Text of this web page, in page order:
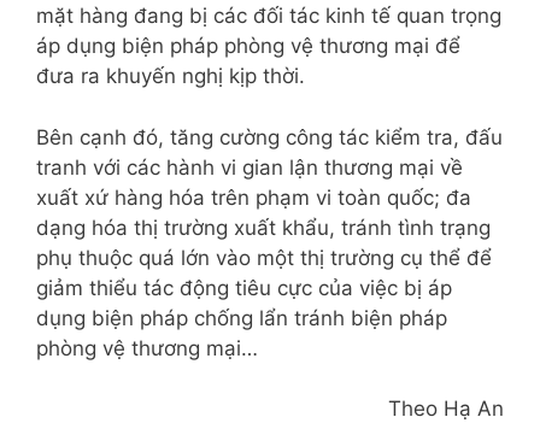
mặt hàng đang bị các đối tác kinh tế quan trọng
áp dụng biện pháp phòng vệ thương mại để
đưa ra khuyến nghị kịp thời.
Bên cạnh đó, tăng cường công tác kiểm tra, đấu
tranh với các hành vi gian lận thương mại về
xuất xứ hàng hóa trên phạm vi toàn quốc; đa
dạng hóa thị trường xuất khẩu, tránh tình trạng
phụ thuộc quá lớn vào một thị trường cụ thể để
giảm thiểu tác động tiêu cực của việc bị áp
dụng biện pháp chống lẩn tránh biện pháp
phòng vệ thương mại…
Theo Hạ An